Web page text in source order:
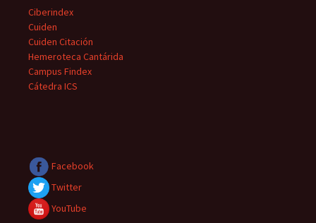
Ciberindex
Cuiden
Cuiden Citación
Hemeroteca Cantárida
Campus Findex
Cátedra ICS
Facebook
Twitter
YouTube